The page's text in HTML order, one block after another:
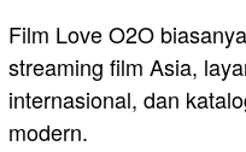
Film Love O2O
streaming film Asia,
internasional, dan
modern.